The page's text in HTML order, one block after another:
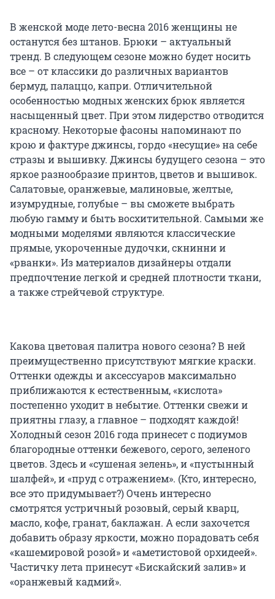
В женской моде лето-весна 2016 женщины не
останутся без штанов. Брюки – актуальный
тренд. В следующем сезоне можно будет носить
все – от классики до различных вариантов
бермуд, палаццо, капри. Отличительной
особенностью модных женских брюк является
насыщенный цвет. При этом лидерство отводится
красному. Некоторые фасоны напоминают по
крою и фактуре джинсы, гордо «несущие» на себе
стразы и вышивку. Джинсы будущего сезона – это
яркое разнообразие принтов, цветов и вышивок.
Салатовые, оранжевые, малиновые, желтые,
изумрудные, голубые – вы сможете выбрать
любую гамму и быть восхитительной. Самыми же
модными моделями являются классические
прямые, укороченные дудочки, скнинни и
«рванки». Из материалов дизайнеры отдали
предпочтение легкой и средней плотности ткани,
а также стрейчевой структуре.
Какова цветовая палитра нового сезона? В ней
преимущественно присутствуют мягкие краски.
Оттенки одежды и аксессуаров максимально
приближаются к естественным, «кислота»
постепенно уходит в небытие. Оттенки свежи и
приятны глазу, а главное – подходят каждой!
Холодный сезон 2016 года принесет с подиумов
благородные оттенки бежевого, серого, зеленого
цветов. Здесь и «сушеная зелень», и «пустынный
шалфей», и «пруд с отражением». (Кто, интересно,
все это придумывает?) Очень интересно
смотрятся устричный розовый, серый кварц,
масло, кофе, гранат, баклажан. А если захочется
добавить образу яркости, можно порадовать себя
«кашемировой розой» и «аметистовой орхидеей».
Частичку лета принесут «Бискайский залив» и
«оранжевый кадмий».